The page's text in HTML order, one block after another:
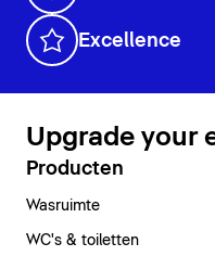
Excellence
Upgrade your
Producten
Wasruimte
WC's & toiletten